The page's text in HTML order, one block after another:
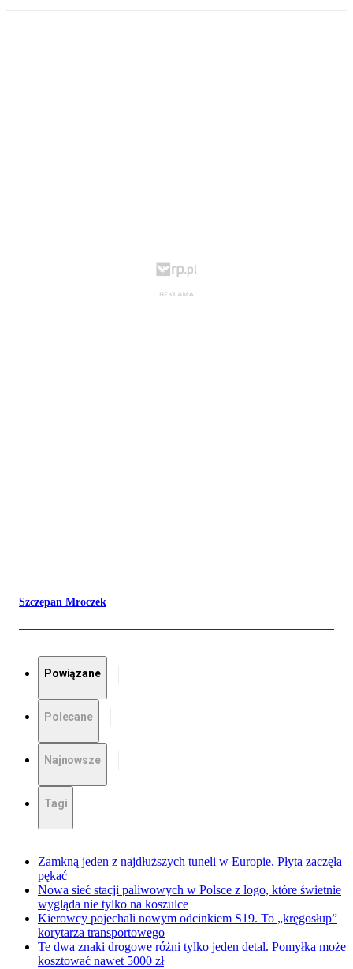
Szczepan Mroczek
Powiązane
Polecane
Najnowsze
Tagi
Zamkną jeden z najdłuższych tuneli w Europie. Płyta zaczęła
pękać
Nowa sieć stacji paliwowych w Polsce z logo, które świetnie
wygląda nie tylko na koszulce
Kierowcy pojechali nowym odcinkiem S19. To „kręgosłup”
korytarza transportowego
Te dwa znaki drogowe różni tylko jeden detal. Pomyłka może
kosztować nawet 5000 zł